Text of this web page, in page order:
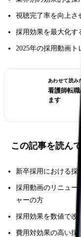
視聴完了率を向上さ
採用効果を最大化す
2025年の採用動画
あわせて読み
看護師転
ます
この記事を読ん
新卒採用における採
採用動画のリニュー
ャーの方
採用効果を数値で改
費用対効果の高い採